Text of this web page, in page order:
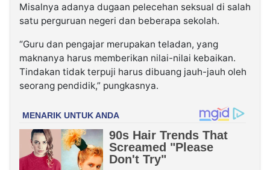
Misalnya adanya dugaan pelecehan seksual di salah
satu perguruan negeri dan beberapa sekolah.
“Guru dan pengajar merupakan teladan, yang
maknanya harus memberikan nilai-nilai kebaikan.
Tindakan tidak terpuji harus dibuang jauh-jauh oleh
seorang pendidik,” pungkasnya.